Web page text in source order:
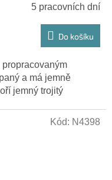
5 pracovních dní
Do košíku
a má jemně
jemný trojitý
Kód: N4398